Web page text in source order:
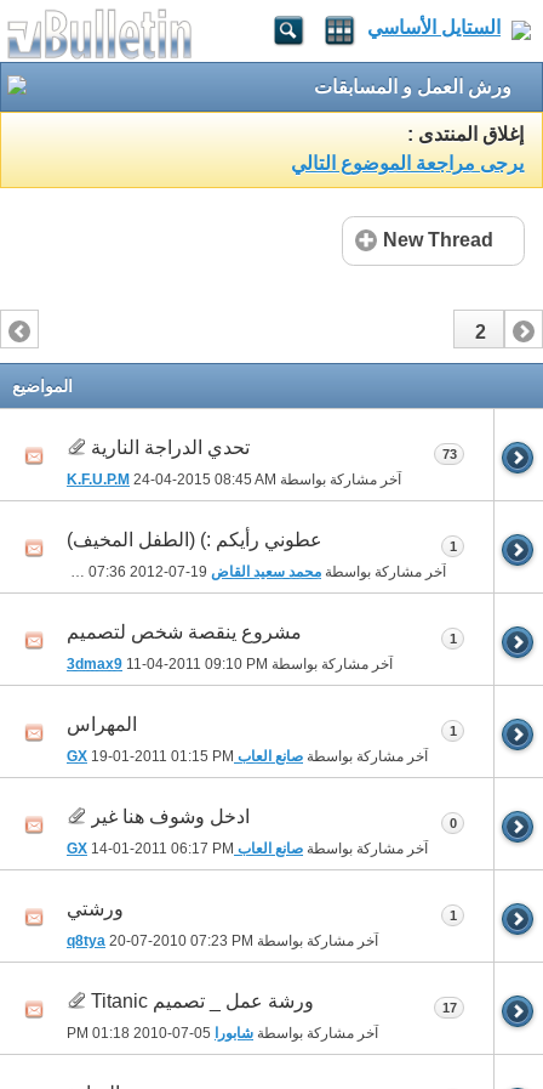
الستايل الأساسي
ورش العمل و المسابقات
إغلاق المنتدى :
يرجى مراجعة الموضوع التالي
New Thread
1
2
المواضيع
تحدي الدراجة النارية
آخر مشاركة بواسطة K.F.U.P.M 24-04-2015 08:45 AM
73
عطوني رأيكم :) (الطفل المخيف)
آخر مشاركة بواسطة محمد سعيد القاض 07:36 PM
1
مشروع ينقصة شخص لتصميم
آخر مشاركة بواسطة 3dmax9 11-04-2011 09:10 PM
1
المهراس
آخر مشاركة بواسطة صانع العاب GX 19-01-2011 01:15 PM
1
ادخل وشوف هنا غير
آخر مشاركة بواسطة صانع العاب GX 14-01-2011 06:17 PM
0
ورشتي
آخر مشاركة بواسطة q8tya 20-07-2010 07:23 PM
1
ورشة عمل _ تصميم Titanic
آخر مشاركة بواسطة شابورا 01:18 PM
17